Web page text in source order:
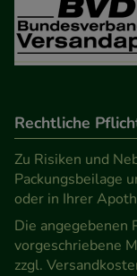
Rechtliche
Zu Risiken und
Packungsbeilage
oder in Ihrer
Die angegebenen
vorgeschriebene
zzgl.